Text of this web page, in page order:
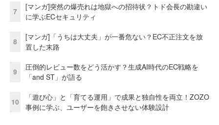
7
[マンガ]突然の爆売れは地獄への招待状？トド会長の勘違い
に学ぶECセキュリティ
8
[マンガ]「うちは大丈夫」が一番危ない？EC不正注文を放
置した末路
9
圧倒的レビュー数をどう活かす？生成AI時代のEC戦略を
「and ST」が語る
10
「遊び心」と「育てる運用」で成果と独自性を両立！ZOZO
事例に学ぶ、ユーザーを飽きさせない体験設計